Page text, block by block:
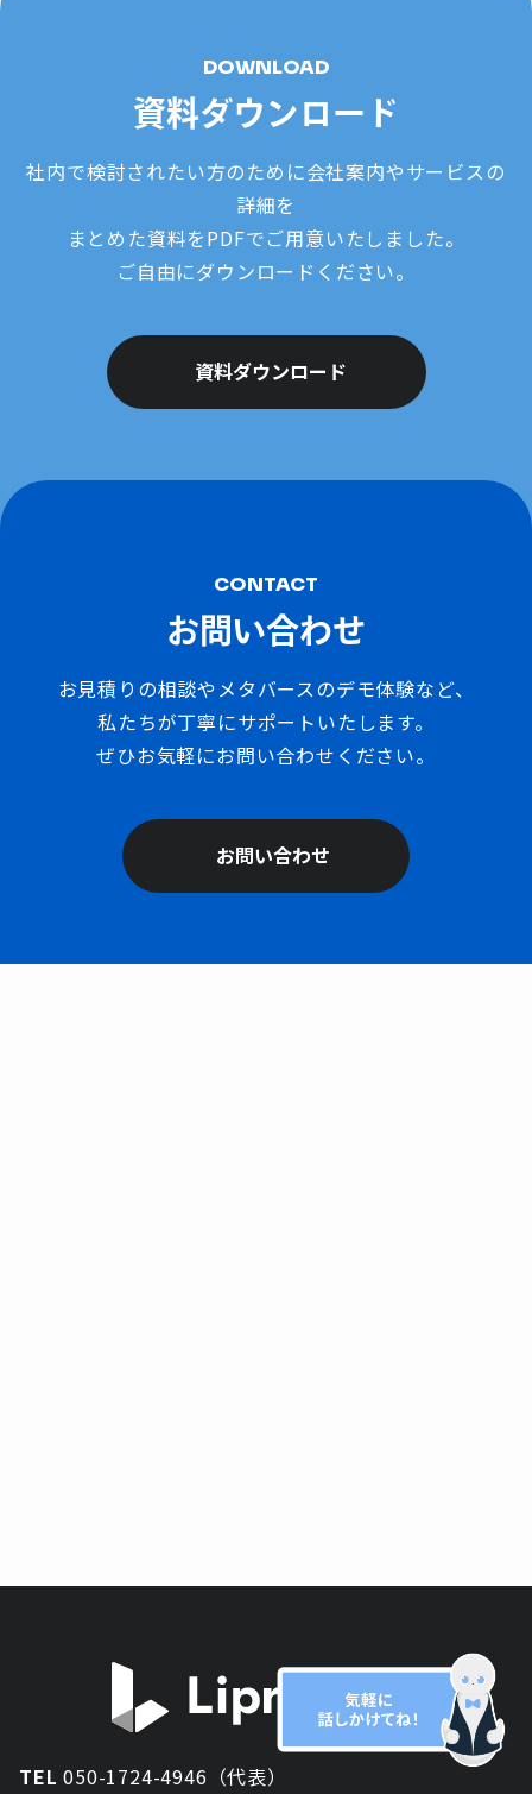
DOWNLOAD
資料ダウンロード
社内で検討されたい方のために会社案内やサービスの
詳細を
まとめた資料をPDFでご用意いたしました。
ご自由にダウンロードください。
資料ダウンロード
CONTACT
お問い合わせ
お見積りの相談やメタバースのデモ体験など、
私たちが丁寧にサポートいたします。
ぜひお気軽にお問い合わせください。
お問い合わせ
TEL050-1724-4946（代表）